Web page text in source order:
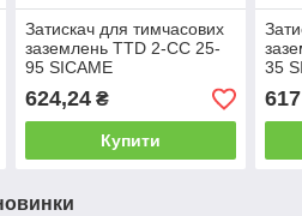
Затискач для тимчасових
заземлень TTD 2-CC 25-
95 SICAME
624,24₴
Купити
35